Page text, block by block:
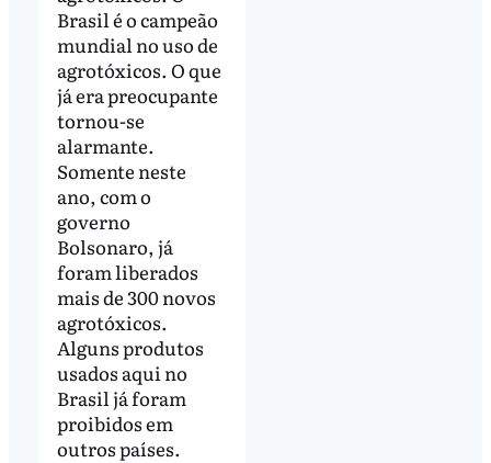
Brasil é o campeão
mundial no uso de
agrotóxicos. O que
já era preocupante
tornou-se
alarmante.
Somente neste
ano, com o
governo
Bolsonaro, já
foram liberados
mais de 300 novos
agrotóxicos.
Alguns produtos
usados aqui no
Brasil já foram
proibidos em
outros países.